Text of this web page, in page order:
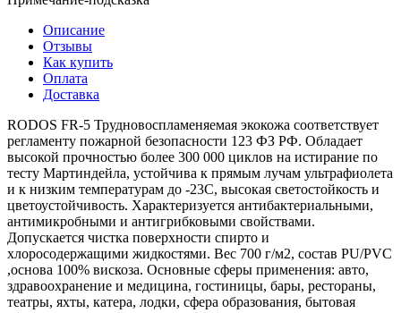
Описание
Отзывы
Как купить
Оплата
Доставка
RODOS FR-5 Трудновоспламеняемая экокожа соответствует
регламенту пожарной безопасности 123 ФЗ РФ. Обладает
высокой прочностью более 300 000 циклов на истирание по
тесту Мартиндейла, устойчива к прямым лучам ультрафиолета
и к низким температурам до -23C, высокая светостойкость и
цветоустойчивость. Характеризуется антибактериальными,
антимикробными и антигрибковыми свойствами.
Допускается чистка поверхности спирто и
хлоросодержащими жидкостями. Вес 700 г/м2, состав PU/PVC
,основа 100% вискоза. Основные сферы применения: авто,
здравоохранение и медицина, гостиницы, бары, рестораны,
театры, яхты, катера, лодки, сфера образования, бытовая